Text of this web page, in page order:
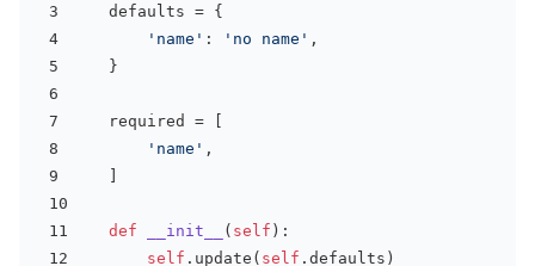
   defaults = {
'name' : 'no name' ,
   }
   required = [
'name' ,
def __init__ ( self ) :
self .update( self .defaults)